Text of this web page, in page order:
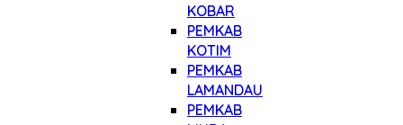
KOBAR
PEMKAB
KOTIM
PEMKAB
LAMANDAU
PEMKAB